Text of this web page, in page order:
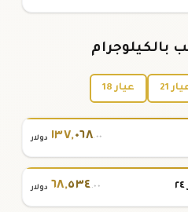
بالكيلوجرام
21 عيار 18
١٣٧,٠٦٨.٠٠ دولار
٦٨,٥٣٤.٠٠ دولار